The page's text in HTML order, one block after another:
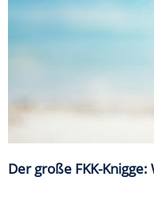
Der große FKK-